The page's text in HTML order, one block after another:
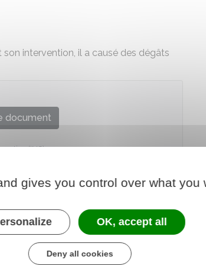
intervention, il a causé des dégâts
document
(INC)
gives you control over what you
OK, accept all
Deny all cookies